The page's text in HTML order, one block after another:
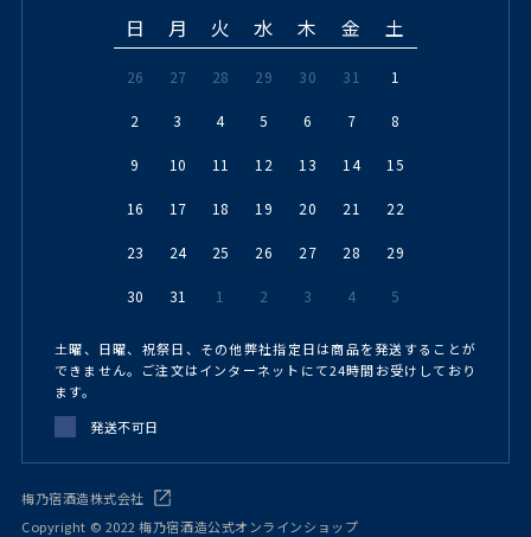
日 月 火 水 木 金 土
26 27 28 29 30 31 1
2 3 4 5 6 7 8
9 10 11 12 13 14 15
16 17 18 19 20 21 22
23 24 25 26 27 28 29
30 31 1 2 3 4 5
土曜、日曜、祝祭日、その他弊社指定日は商品を発送することが
できません。ご注文はインターネットにて24時間お受けしており
ます。
発送不可日
梅乃宿酒造株式会社
Copyright © 2022 梅乃宿酒造公式オンラインショップ